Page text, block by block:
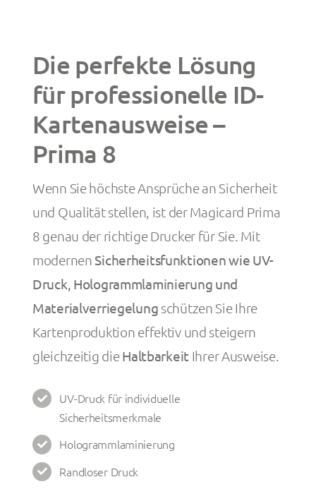
Die perfekte Lösung
für professionelle ID-
Kartenausweise –
Prima 8
Wenn Sie höchste Ansprüche an Sicherheit
und Qualität stellen, ist der Magicard Prima
8 genau der richtige Drucker für Sie. Mit
modernenSicherheitsfunktionen wie UV-
Druck, Hologrammlaminierung und
Materialverriegelung schützen Sie Ihre
Kartenproduktion effektiv und steigern
gleichzeitig dieHaltbarkeit Ihrer Ausweise.
UV-Druck für individuelle
Sicherheitsmerkmale
Hologrammlaminierung
Randloser Druck